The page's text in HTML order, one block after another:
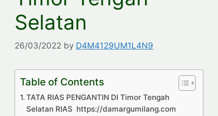
Selatan
26/03/2022 by D4M4129UM1L4N9
Table of Contents
TATA RIAS PENGANTIN DI Timor Tengah
Selatan RIAS https://damargumilang.com